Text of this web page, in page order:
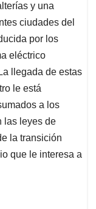
y una
ciudades del
por los
eléctrico
llegada de estas
le está
a los
las leyes de
la transición
que le interesa a